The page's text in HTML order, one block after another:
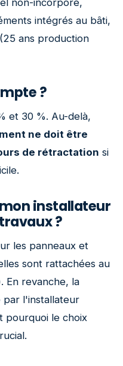
non-incorporé,
intégrés au bâti,
(25 ans production
?
et 30 %. Au-delà,
ne doit être
de rétractation si
installateur
?
les panneaux et
sont rattachées au
En revanche, la
par l'installateur
pourquoi le choix